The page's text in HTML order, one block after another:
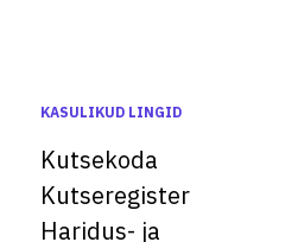
KASULIKUD LINGID
Kutsekoda
Kutseregister
Haridus- ja